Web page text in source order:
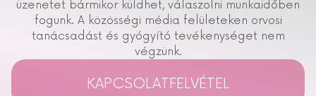
üzenetet bármikor küldhet, válaszolni munkaidőben
fogunk. A közösségi média felületeken orvosi
tanácsadást és gyógyító tevékenységet nem
végzünk.
KAPCSOLATFELVÉTEL